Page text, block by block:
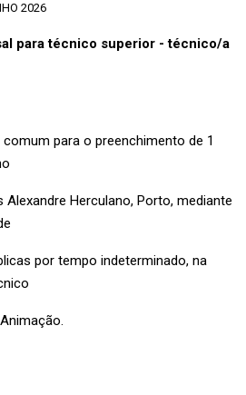
2026
para técnico superior - técnico/a
para o preenchimento de 1
Herculano, Porto, mediante
por tempo indeterminado, na